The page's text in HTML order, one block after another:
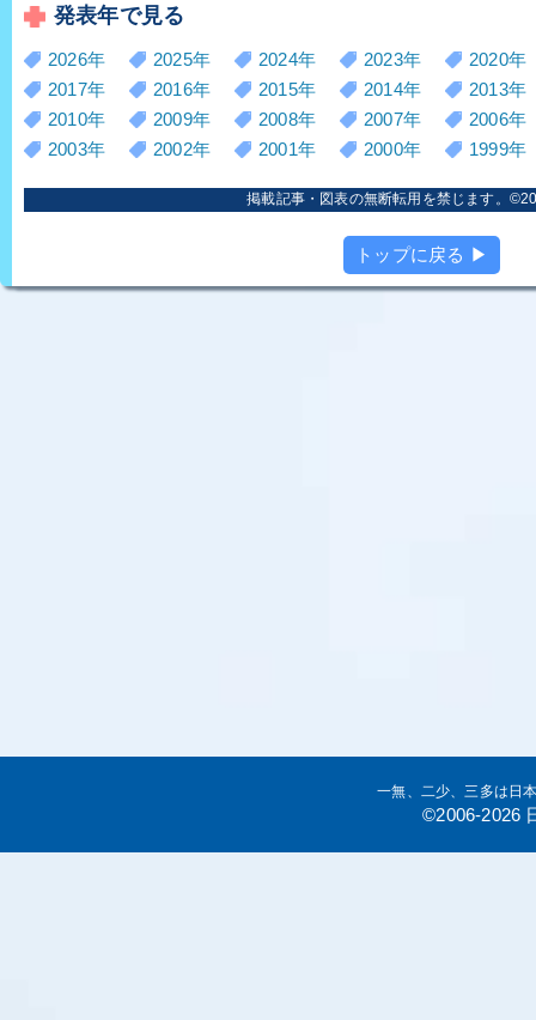
発表年で見る
2026年 2025年 2024年 2023年
2020年
2017年
2016年 2015年 2014年
2013年
2010年
2009年 2008年 2007年
2006年
2003年
2002年 2001年 2000年 1999年
掲載記事・図表の無断転用を禁じます。
トップに戻る ▶
一無、二少、三多は日
©2006-2026